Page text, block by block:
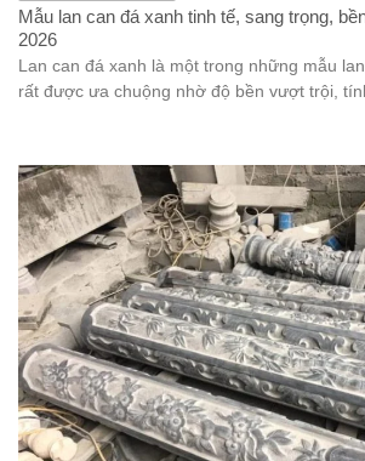
Mẫu lan can đá xanh tinh tế, sang trọng,
2026
Lan can đá xanh là một trong những mẫu
rất được ưa chuộng nhờ độ bền vượt trội,